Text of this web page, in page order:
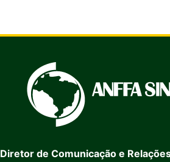
Diretor de Comunicação e